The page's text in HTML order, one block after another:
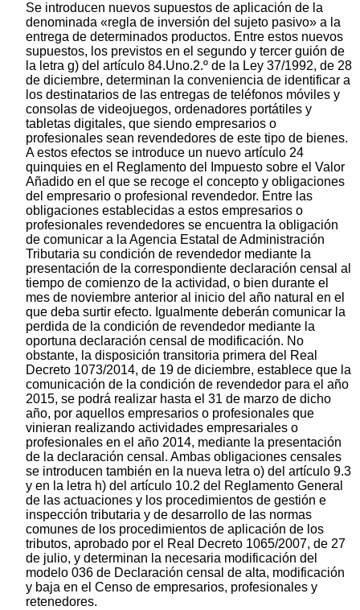
Se introducen nuevos supuestos de aplicación de la
denominada «regla de inversión del sujeto pasivo» a la
entrega de determinados productos. Entre estos nuevos
supuestos, los previstos en el segundo y tercer guión de
la letra g) del artículo 84.Uno.2.º de la Ley 37/1992, de 28
de diciembre, determinan la conveniencia de identificar a
los destinatarios de las entregas de teléfonos móviles y
consolas de videojuegos, ordenadores portátiles y
tabletas digitales, que siendo empresarios o
profesionales sean revendedores de este tipo de bienes.
A estos efectos se introduce un nuevo artículo 24
quinquies en el Reglamento del Impuesto sobre el Valor
Añadido en el que se recoge el concepto y obligaciones
del empresario o profesional revendedor. Entre las
obligaciones establecidas a estos empresarios o
profesionales revendedores se encuentra la obligación
de comunicar a la Agencia Estatal de Administración
Tributaria su condición de revendedor mediante la
presentación de la correspondiente declaración censal al
tiempo de comienzo de la actividad, o bien durante el
mes de noviembre anterior al inicio del año natural en el
que deba surtir efecto. Igualmente deberán comunicar la
perdida de la condición de revendedor mediante la
oportuna declaración censal de modificación. No
obstante, la disposición transitoria primera del Real
Decreto 1073/2014, de 19 de diciembre, establece que la
comunicación de la condición de revendedor para el año
2015, se podrá realizar hasta el 31 de marzo de dicho
año, por aquellos empresarios o profesionales que
vinieran realizando actividades empresariales o
profesionales en el año 2014, mediante la presentación
de la declaración censal. Ambas obligaciones censales
se introducen también en la nueva letra o) del artículo 9.3
y en la letra h) del artículo 10.2 del Reglamento General
de las actuaciones y los procedimientos de gestión e
inspección tributaria y de desarrollo de las normas
comunes de los procedimientos de aplicación de los
tributos, aprobado por el Real Decreto 1065/2007, de 27
de julio, y determinan la necesaria modificación del
modelo 036 de Declaración censal de alta, modificación
y baja en el Censo de empresarios, profesionales y
retenedores.